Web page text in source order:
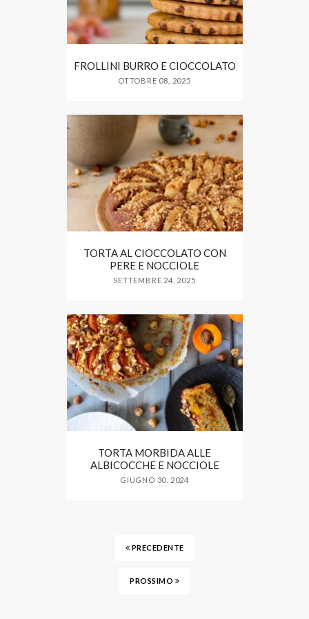
FROLLINI BURRO E CIOCCOLATO
OTTOBRE 08, 2025
TORTA AL CIOCCOLATO CON
PERE E NOCCIOLE
SETTEMBRE 24, 2025
TORTA MORBIDA ALLE
ALBICOCCHE E NOCCIOLE
GIUGNO 30, 2024
PRECEDENTE
PROSSIMO